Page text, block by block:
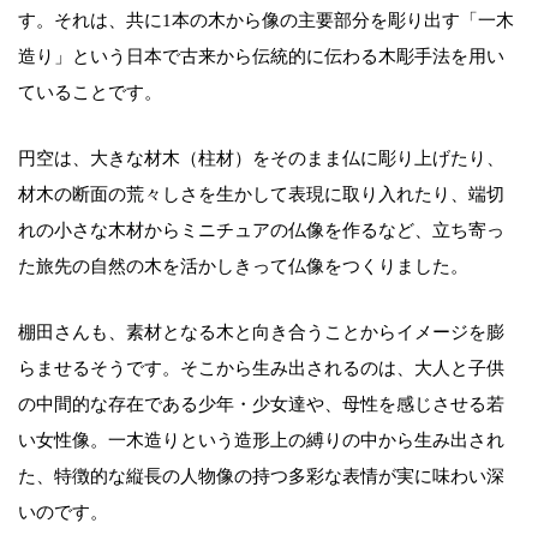
す。それは、共に1本の木から像の主要部分を彫り出す「一木
造り」という日本で古来から伝統的に伝わる木彫手法を用い
ていることです。
円空は、大きな材木（柱材）をそのまま仏に彫り上げたり、
材木の断面の荒々しさを生かして表現に取り入れたり、端切
れの小さな木材からミニチュアの仏像を作るなど、立ち寄っ
た旅先の自然の木を活かしきって仏像をつくりました。
棚田さんも、素材となる木と向き合うことからイメージを膨
らませるそうです。そこから生み出されるのは、大人と子供
の中間的な存在である少年・少女達や、母性を感じさせる若
い女性像。一木造りという造形上の縛りの中から生み出され
た、特徴的な縦長の人物像の持つ多彩な表情が実に味わい深
いのです。